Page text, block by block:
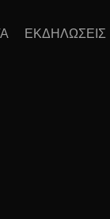
ΕΚΔΗΛΩΣΕΙΣ